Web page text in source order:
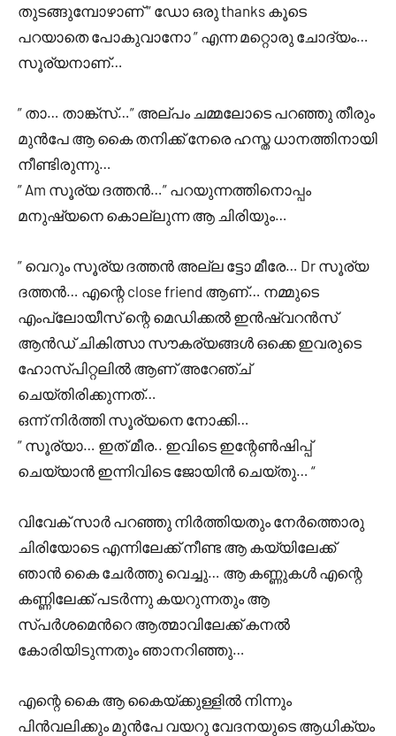
തുടങ്ങുമ്പോഴാണ് ” ഡോ ഒരു thanks കൂടെ
പറയാതെ പോകുവാനോ ” എന്ന മറ്റൊരു ചോദ്യം…
സൂര്യനാണ്…
” താ… താങ്ക്സ്…” അല്പം ചമ്മലോടെ പറഞ്ഞു തീരും
മുൻപേ ആ കൈ തനിക്ക് നേരെ ഹസ്ത ധാനത്തിനായി
നീണ്ടിരുന്നു…
” Am സൂര്യ ദത്തൻ…” പറയുന്നത്തിനൊപ്പം
മനുഷ്യനെ കൊല്ലുന്ന ആ ചിരിയും…
” വെറും സൂര്യ ദത്തൻ അല്ല ട്ടോ മീരേ… Dr സൂര്യ
ദത്തൻ… എന്റെ close friend ആണ്… നമ്മുടെ
എംപ്ലോയീസ് ന്റെ മെഡിക്കൽ ഇൻഷ്വറൻസ്
ആൻഡ് ചികിത്സാ സൗകര്യങ്ങൾ ഒക്കെ ഇവരുടെ
ഹോസ്പിറ്റലിൽ ആണ് അറേഞ്ച്
ചെയ്തിരിക്കുന്നത്…
ഒന്ന് നിർത്തി സൂര്യനെ നോക്കി…
” സൂര്യാ… ഇത് മീര.. ഇവിടെ ഇന്റേൺഷിപ്പ്
ചെയ്യാൻ ഇന്നിവിടെ ജോയിൻ ചെയ്തു… “
വിവേക് സാർ പറഞ്ഞു നിർത്തിയതും നേർത്തൊരു
ചിരിയോടെ എന്നിലേക്ക് നീണ്ട ആ കയ്യിലേക്ക്
ഞാൻ കൈ ചേർത്തു വെച്ചു… ആ കണ്ണുകൾ എന്റെ
കണ്ണിലേക്ക് പടർന്നു കയറുന്നതും ആ
സ്പർശമെന്‍റെ ആത്മാവിലേക്ക് കനൽ
കോരിയിടുന്നതും ഞാനറിഞ്ഞു…
എന്റെ കൈ ആ കൈയ്ക്കുള്ളിൽ നിന്നും
പിൻവലിക്കും മുൻപേ വയറു വേദനയുടെ ആധിക്യം